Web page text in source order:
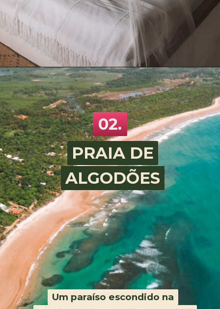
Opening https://www.booking.com/hotel/br/eco-pousada-casa-boba.pt-br.html?aid=391129&label=webstories
PRAIA DE
ALGODÕES
PRAIA DE
ALGODÕES
Um paraíso escondido na
Um paraíso escondido na
02.